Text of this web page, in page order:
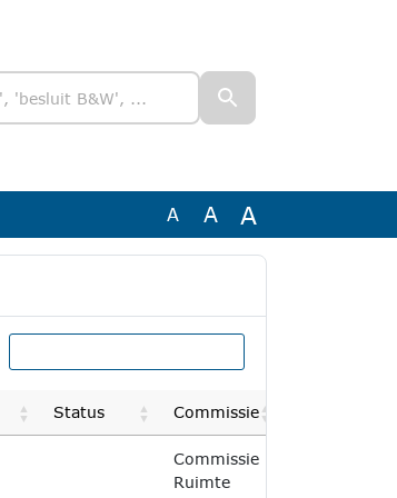
A A A
Status Commissie
Commissie
Ruimte